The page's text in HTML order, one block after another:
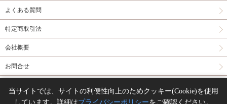
カートに入れる
New コミック New コミック New コミック
よくある質問
特定商取引法
会社概要
お問合せ
当サイトでは、サイトの利便性向上のためクッキー(Cookie)を使用
しています。詳細はプライバシーポリシーをご確認ください。